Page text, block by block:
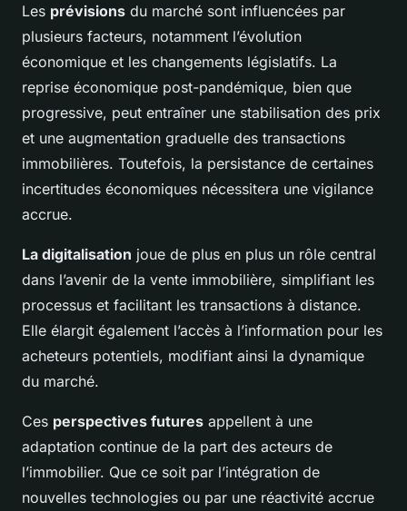
Les prévisions du marché sont influencées par
plusieurs facteurs, notamment l’évolution
économique et les changements législatifs. La
reprise économique post-pandémique, bien que
progressive, peut entraîner une stabilisation des prix
et une augmentation graduelle des transactions
immobilières. Toutefois, la persistance de certaines
incertitudes économiques nécessitera une vigilance
accrue.
La digitalisation joue de plus en plus un rôle central
dans l’avenir de la vente immobilière, simplifiant les
processus et facilitant les transactions à distance.
Elle élargit également l’accès à l’information pour les
acheteurs potentiels, modifiant ainsi la dynamique
du marché.
Ces perspectives futures appellent à une
adaptation continue de la part des acteurs de
l’immobilier. Que ce soit par l’intégration de
nouvelles technologies ou par une réactivité accrue